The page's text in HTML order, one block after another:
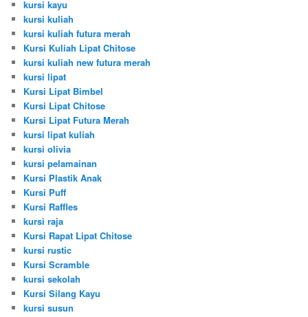
kursi kayu
kursi kuliah
kursi kuliah futura merah
Kursi Kuliah Lipat Chitose
kursi kuliah new futura merah
kursi lipat
Kursi Lipat Bimbel
Kursi Lipat Chitose
Kursi Lipat Futura Merah
kursi lipat kuliah
kursi olivia
kursi pelamainan
Kursi Plastik Anak
Kursi Puff
Kursi Raffles
kursi raja
Kursi Rapat Lipat Chitose
kursi rustic
Kursi Scramble
kursi sekolah
Kursi Silang Kayu
kursi susun